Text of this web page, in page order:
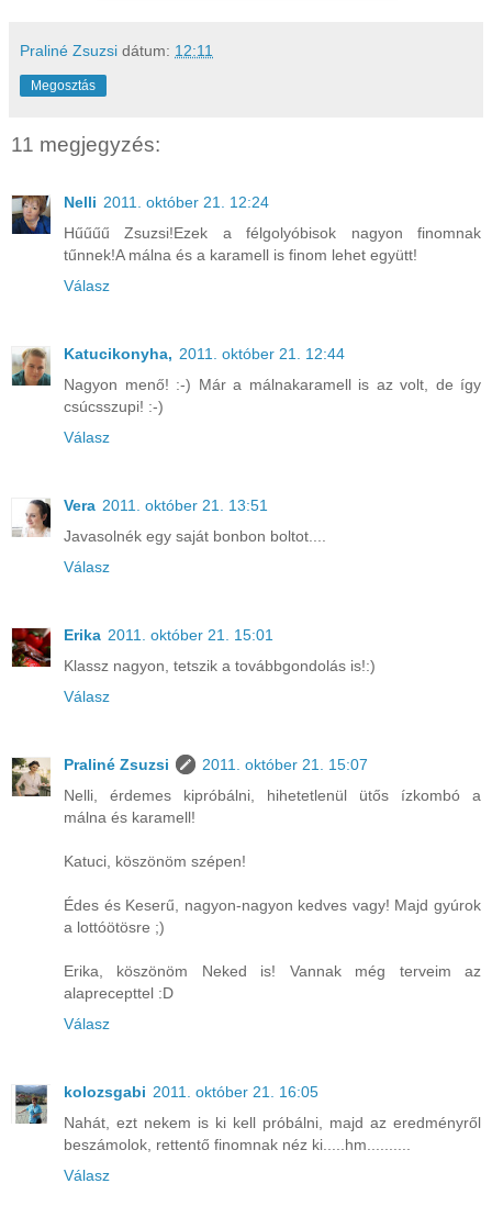
Praliné Zsuzsi dátum: 12:11
Megosztás
11 megjegyzés:
Nelli 2011. október 21. 12:24
Hűűűű Zsuzsi!Ezek a félgolyóbisok nagyon finomnak
tűnnek!A málna és a karamell is finom lehet együtt!
Válasz
Katucikonyha, 2011. október 21. 12:44
Nagyon menő! :-) Már a málnakaramell is az volt, de így
csúcsszupi! :-)
Válasz
Vera 2011. október 21. 13:51
Javasolnék egy saját bonbon boltot....
Válasz
Erika 2011. október 21. 15:01
Klassz nagyon, tetszik a továbbgondolás is!:)
Válasz
Praliné Zsuzsi
2011. október 21. 15:07
Nelli, érdemes kipróbálni, hihetetlenül ütős ízkombó a
málna és karamell!
Katuci, köszönöm szépen!
Édes és Keserű, nagyon-nagyon kedves vagy! Majd gyúrok
a lottóötösre ;)
Erika, köszönöm Neked is! Vannak még terveim az
alaprecepttel :D
Válasz
kolozsgabi 2011. október 21. 16:05
Nahát, ezt nekem is ki kell próbálni, majd az eredményről
beszámolok, rettentő finomnak néz ki.....hm..........
Válasz